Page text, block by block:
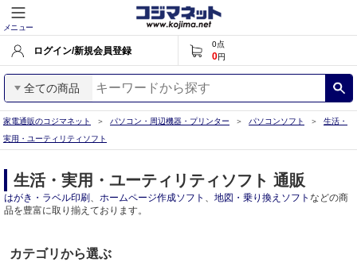
メニュー
ログイン/新規会員登録
0点
0円
全ての商品
家電通販のコジマネット パソコン・周辺機器・プリンター パソコンソフト
生活・
実用・ユーティリティソフト
生活・実用・ユーティリティソフト 通販
はがき・ラベル印刷 、 ホームページ作成ソフト 、 地図・乗り換えソフト などの商
品を豊富に取り揃えております。
カテゴリから選ぶ